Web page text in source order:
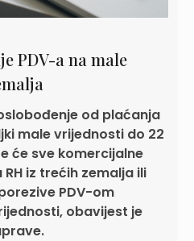
PDV-a na male
od plaćanja
male vrijednosti do 22
će sve komercijalne
iz trećih zemalja ili
PDV-om
obavijest je